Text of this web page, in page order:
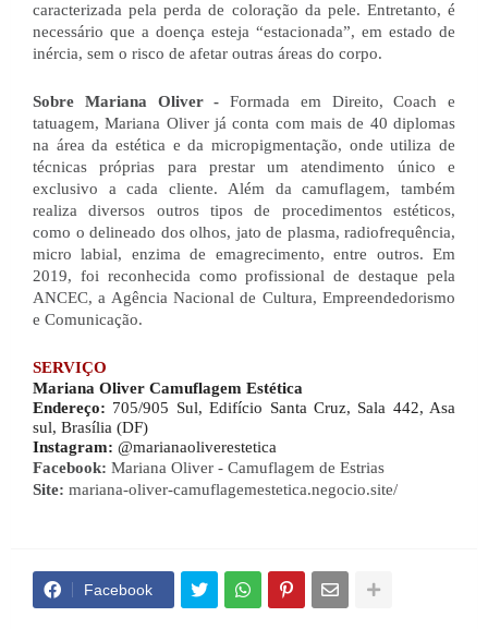
caracterizada pela perda de coloração da pele. Entretanto, é
necessário que a doença esteja “estacionada”, em estado de
inércia, sem o risco de afetar outras áreas do corpo.
Sobre Mariana Oliver - Formada em Direito, Coach e
tatuagem, Mariana Oliver já conta com mais de 40 diplomas
na área da estética e da micropigmentação, onde utiliza de
técnicas próprias para prestar um atendimento único e
exclusivo a cada cliente. Além da camuflagem, também
realiza diversos outros tipos de procedimentos estéticos,
como o delineado dos olhos, jato de plasma, radiofrequência,
micro labial, enzima de emagrecimento, entre outros. Em
2019, foi reconhecida como profissional de destaque pela
ANCEC, a Agência Nacional de Cultura, Empreendedorismo
e Comunicação.
SERVIÇO
Mariana Oliver Camuflagem Estética
Endereço: 705/905 Sul, Edifício Santa Cruz, Sala 442, Asa
sul, Brasília (DF)
Instagram: @marianaoliverestetica
Facebook: Mariana Oliver - Camuflagem de Estrias
Site: mariana-oliver-camuflagemestetica.negocio.site/
Facebook